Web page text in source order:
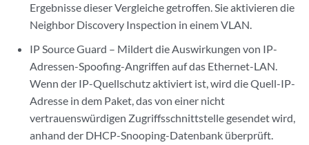
Ergebnisse dieser Vergleiche getroffen. Sie aktivieren die
Neighbor Discovery Inspection in einem VLAN.
IP Source Guard – Mildert die Auswirkungen von IP-
Adressen-Spoofing-Angriffen auf das Ethernet-LAN.
Wenn der IP-Quellschutz aktiviert ist, wird die Quell-IP-
Adresse in dem Paket, das von einer nicht
vertrauenswürdigen Zugriffsschnittstelle gesendet wird,
anhand der DHCP-Snooping-Datenbank überprüft.